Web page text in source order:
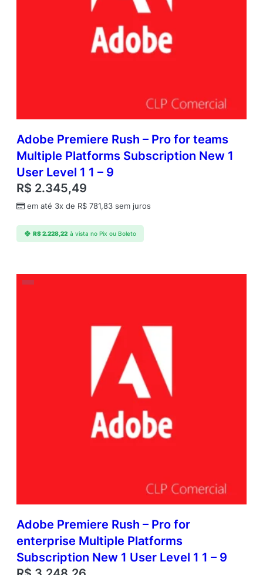
Adobe Premiere Rush – Pro for teams
Multiple Platforms Subscription New 1
User Level 1 1 – 9
R$ 2.345,49
em até 3x de R$ 781,83 sem juros
R$2.228,22 à vista no Pix ou Boleto
Adobe Premiere Rush – Pro for
enterprise Multiple Platforms
Subscription New 1 User Level 1 1 – 9